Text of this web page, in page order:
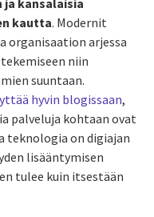
kansalaisia
kautta. Modernit
arjessa
niin
suuntaan.
hyvin blogissaan,
palveluja kohtaan ovat
teknologia on digiajan
lisääntymisen
tulee kuin itsestään